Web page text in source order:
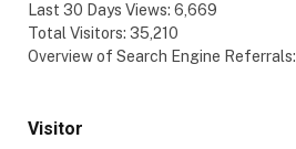
Last 30 Days Views: 6,669
Total Visitors: 35,210
Overview of Search Engine Referrals:
Visitor